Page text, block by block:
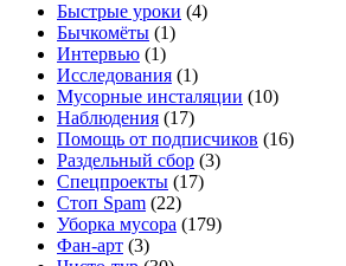
Быстрые уроки (4)
Бычкомёты (1)
Интервью (1)
Исследования (1)
Мусорные инсталяции (10)
Наблюдения (17)
Помощь от подписчиков (16)
Раздельный сбор (3)
Спецпроекты (17)
Стоп Spam (22)
Уборка мусора (179)
Фан-арт (3)